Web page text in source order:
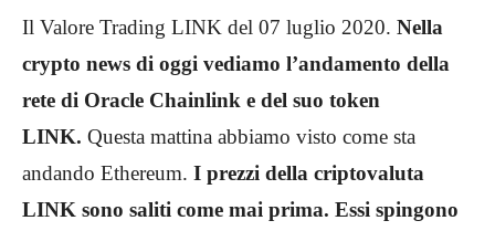
Il Valore Trading LINK del 07 luglio 2020. Nella
crypto news di oggi vediamo l’andamento della
rete di Oracle Chainlink e del suo token
LINK. Questa mattina abbiamo visto come sta
andando Ethereum. I prezzi della criptovaluta
LINK sono saliti come mai prima. Essi spingono